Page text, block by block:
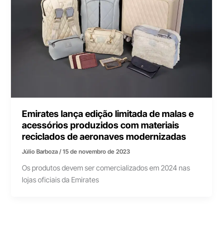
Emirates lança edição limitada de malas e
acessórios produzidos com materiais
reciclados de aeronaves modernizadas
Júlio Barboza/15 de novembro de 2023
Os produtos devem ser comercializados em 2024 nas
lojas oficiais da Emirates